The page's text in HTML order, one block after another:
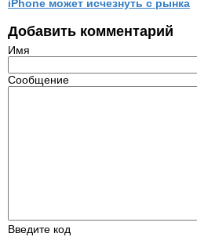
iPhone может исчезнуть с рынка
Добавить комментарий
Имя
Сообщение
Введите код